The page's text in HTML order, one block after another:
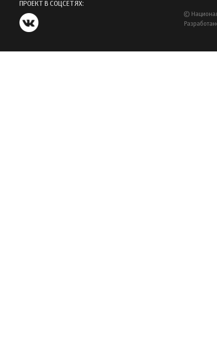
ПРОЕКТ В СОЦСЕТЯХ:
©